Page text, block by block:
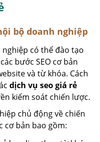
bộ doanh nghiệp
có thể đào tạo
bước SEO cơ bản
và từ khóa. Cách
dịch vụ seo giá rẻ
kiểm soát chiến lược.
chủ động về chiến
cơ bản bao gồm: